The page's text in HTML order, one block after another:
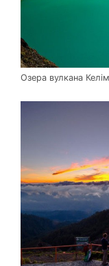
Озера вулкана